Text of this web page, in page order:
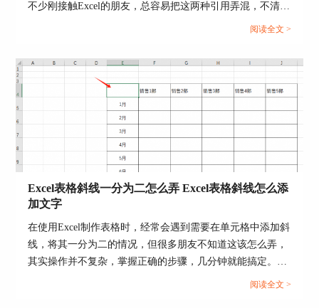
2.另外还有一种方法就是，在图片子页面，点击“预
设-透明度”按钮，在其透明度模板中选择一个满意
的透明效果，单击模板即可设置完成。
不少刚接触Excel的朋友，总容易把这两种引用弄混，不清楚
该在什么情况下使用绝对引用或者相对引用。那么今天我们
Excel中绝对引用怎么输入的相关内容。...
阅读全文 >
Excel表格斜线一分为二怎么弄 Excel表格斜线怎么添
加文字
在使用Excel制作表格时，经常会遇到需要在单元格中添加斜
线，将其一分为二的情况，但很多朋友不知道这该怎么弄，
其实操作并不复杂，掌握正确的步骤，几分钟就能搞定。下
面就为大家详细介绍Excel表格斜线一分为二怎么弄，Excel
阅读全文 >